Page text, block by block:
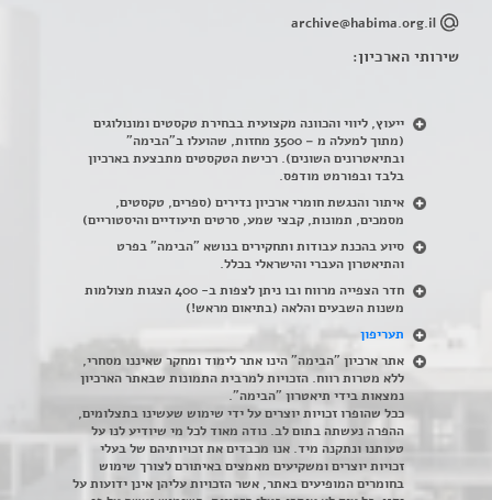
archive@habima.org.il
שירותי הארכיון:
ייעוץ, ליווי והכוונה מקצועית בבחירת טקסטים ומונולוגים
(מתוך למעלה מ – 3500 מחזות, שהועלו ב"הבימה"
ובתיאטרונים השונים). רכישת הטקסטים מתבצעת בארכיון
בלבד ובפורמט מודפס.
איתור והנגשת חומרי ארכיון נדירים (ספרים, טקסטים,
מסמכים, תמונות, קבצי שמע, סרטים תיעודיים והיסטוריים)
סיוע בהכנת עבודות ותחקירים בנושא "הבימה" בפרט
והתיאטרון העברי והישראלי בכלל.
חדר הצפייה מרווח ובו ניתן לצפות ב- 400 הצגות מצולמות
משנות השבעים והלאה (בתיאום מראש!)
תעריפון
אתר ארכיון "הבימה" הינו אתר לימוד ומחקר שאיננו מסחרי,
ללא מטרות רווח. הזכויות למרבית התמונות שבאתר הארכיון
נמצאות בידי תיאטרון "הבימה".
ככל שהופרו זכויות יוצרים על ידי שימוש שעשינו בתצלומים,
ההפרה נעשתה בתום לב. נודה מאוד לכל מי שיודיע לנו על
טעותנו ונתקנה מיד. אנו מכבדים את זכויותיהם של בעלי
זכויות יוצרים ומשקיעים מאמצים באיתורם לצורך שימוש
בחומרים המופיעים באתר, אשר הזכויות עליהן אינן ידועות על